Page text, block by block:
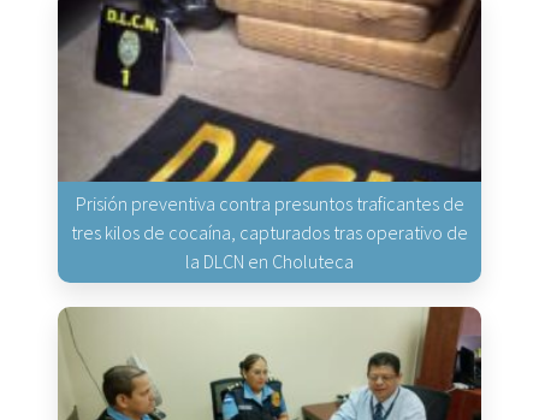
Prisión preventiva contra presuntos traficantes de
tres kilos de cocaína, capturados tras operativo de
la DLCN en Choluteca